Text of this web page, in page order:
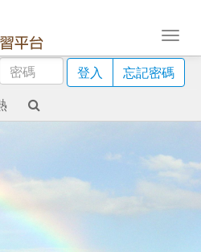
密
碼
登入
忘記密碼